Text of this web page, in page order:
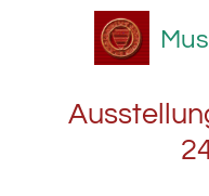
Hauptinhalt